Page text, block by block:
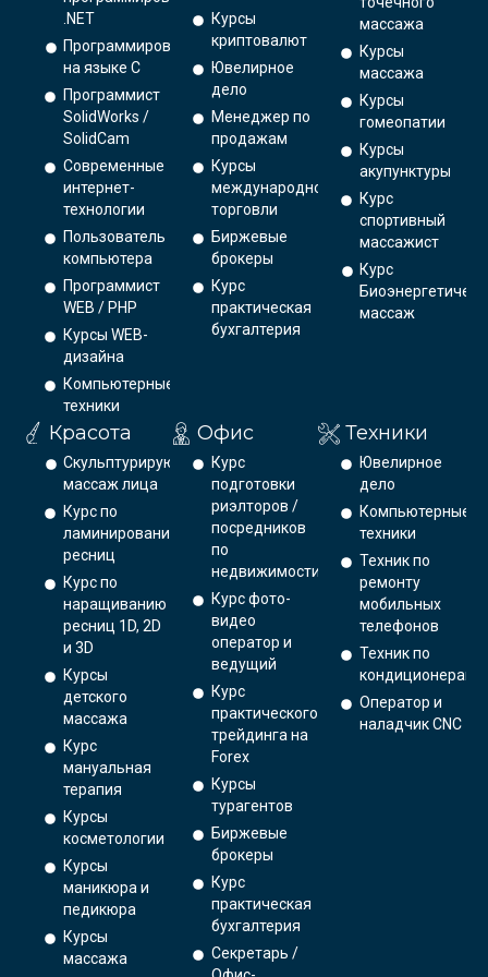
.NET
Программирование
на языке С
Программист
SolidWorks /
SolidCam
Современные
интернет-
технологии
Пользователь
компьютера
Программист
WEB / PHP
Курсы WEB-
дизайна
Компьютерные
техники
Курсы
криптовалют
Ювелирное
дело
Менеджер по
продажам
Курсы
международной
торговли
Биржевые
брокеры
Курс
практическая
бухгалтерия
массажа
Курсы
массажа
Курсы
гомеопатии
Курсы
акупунктуры
Курс
спортивный
массажист
Курс
массаж
Красота
Скульптурирующий
массаж лица
Курс по
ламинированию
ресниц
Курс по
наращиванию
ресниц 1D, 2D
и 3D
Курсы
детского
массажа
Курс
мануальная
терапия
Курсы
косметологии
Курсы
маникюра и
педикюра
Курсы
массажа
Офис
Курс
подготовки
риэлторов /
посредников
по
недвижимости
Курс фото-
видео
оператор и
ведущий
Курс
практического
трейдинга на
Forex
Курсы
турагентов
Биржевые
брокеры
Курс
практическая
бухгалтерия
Секретарь /
Техники
Ювелирное
дело
Компьютерные
техники
Техник по
ремонту
мобильных
телефонов
Техник по
кондиционерам
Оператор и
наладчик CNC